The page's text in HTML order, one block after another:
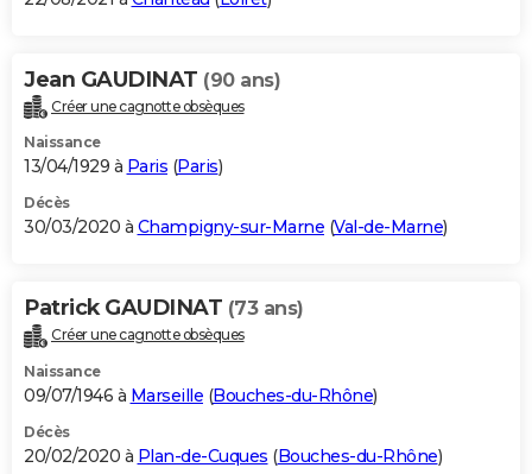
Jean GAUDINAT (90 ans)
Créer une cagnotte obsèques
Naissance
13/04/1929 à Paris (Paris)
Décès
30/03/2020 à Champigny-sur-Marne (Val-de-Marne)
Patrick GAUDINAT (73 ans)
Créer une cagnotte obsèques
Naissance
09/07/1946 à Marseille (Bouches-du-Rhône)
Décès
20/02/2020 à Plan-de-Cuques (Bouches-du-Rhône)